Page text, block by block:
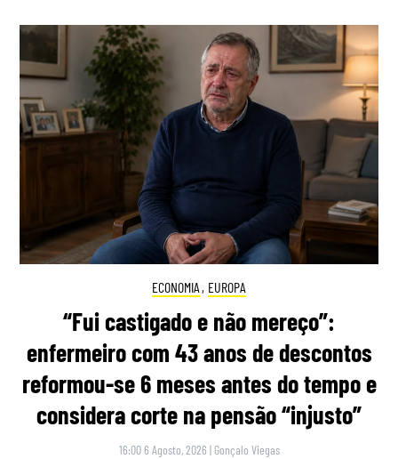
ECONOMIA , EUROPA
“Fui castigado e não mereço”:
enfermeiro com 43 anos de descontos
reformou-se 6 meses antes do tempo e
considera corte na pensão “injusto”
16:00 6 Agosto, 2026 | Gonçalo Viegas